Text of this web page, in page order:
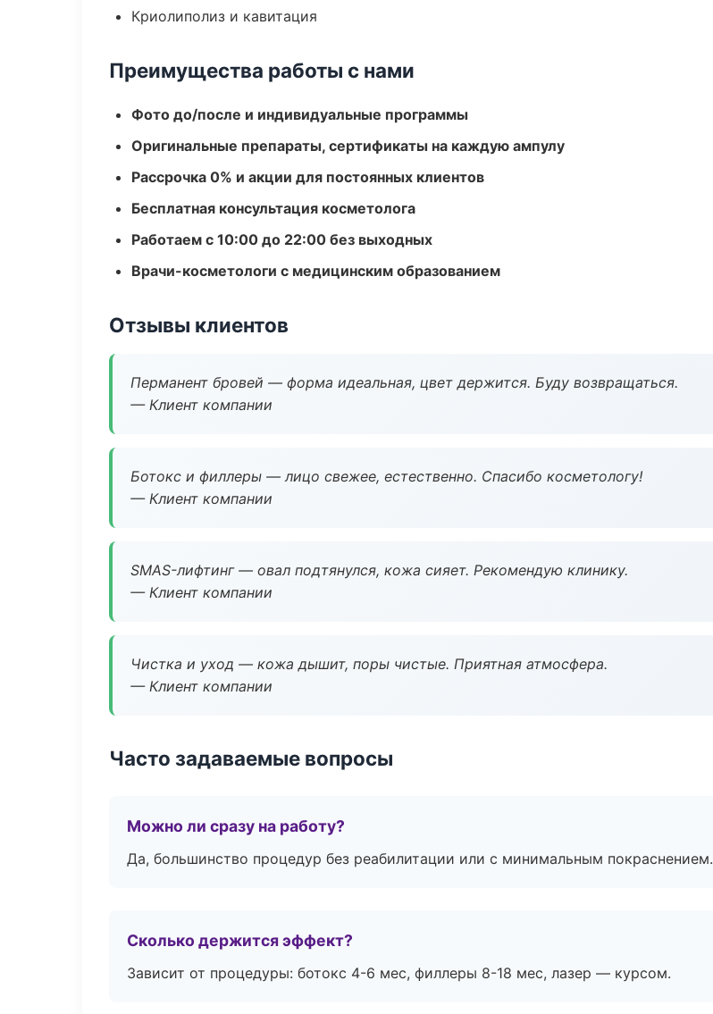
Криолиполиз и кавитация
Преимущества работы с нами
Фото до/после и индивидуальные программы
Оригинальные препараты, сертификаты на каждую ампулу
Рассрочка 0% и акции для постоянных клиентов
Бесплатная консультация косметолога
Работаем с 10:00 до 22:00 без выходных
Врачи-косметологи с медицинским образованием
Отзывы клиентов
Перманент бровей — форма идеальная, цвет держится. Буду возвращаться.
— Клиент компании
Ботокс и филлеры — лицо свежее, естественно. Спасибо косметологу!
— Клиент компании
SMAS-лифтинг — овал подтянулся, кожа сияет. Рекомендую клинику.
— Клиент компании
Чистка и уход — кожа дышит, поры чистые. Приятная атмосфера.
— Клиент компании
Часто задаваемые вопросы
Можно ли сразу на работу?
Да, большинство процедур без реабилитации или с минимальным покраснением.
Сколько держится эффект?
Зависит от процедуры: ботокс 4-6 мес, филлеры 8-18 мес, лазер — курсом.